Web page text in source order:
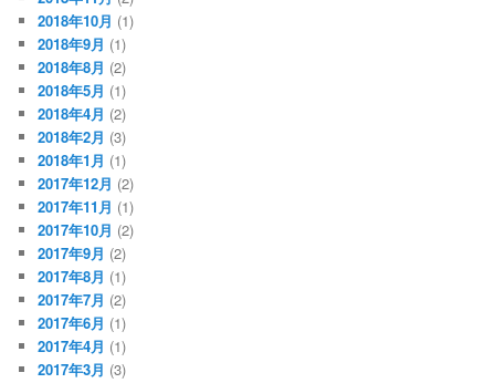
2018年10月 (1)
2018年9月 (1)
2018年8月 (2)
2018年5月 (1)
2018年4月 (2)
2018年2月 (3)
2018年1月 (1)
2017年12月 (2)
2017年11月 (1)
2017年10月 (2)
2017年9月 (2)
2017年8月 (1)
2017年7月 (2)
2017年6月 (1)
2017年4月 (1)
2017年3月 (3)